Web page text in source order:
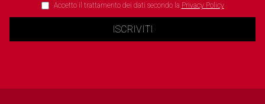
Accetto il trattamento dei dati secondo la Privacy Policy
ISCRIVITI